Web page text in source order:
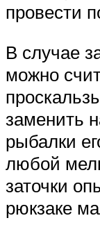
провести
В случае
можно
заменить
рыбалки
любой
заточки
рюкзаке